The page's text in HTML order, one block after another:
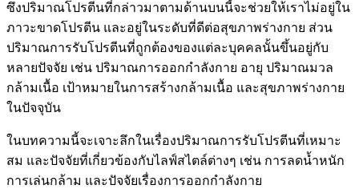
ซึงปริมาณโปรตีนที่กล่าวมาตามด้านบนนี้จะช่วยให้เราไม่อยู่ใน
ภาวะขาดโปรตีน และอยู่ในระดับที่ดีต่อสุขภาพร่างกาย ส่วน
ปริมาณการรับโปรตีนที่ถูกต้องของแต่ละบุคคลนั้นขึ้นอยู่กับ
หลายปัจจัย เช่น ปริมาณการออกกำลังกาย อายุ ปริมาณมวล
กล้ามเนื้อ เป้าหมายในการสร้างกล้ามเนื้อ และสุขภาพร่างกาย
ในปัจจุบัน
ในบทความนี้จะเจาะลึกในเรื่องปริมาณการรับโปรตีนที่เหมาะ
สม และปัจจัยที่เกี่ยวข้องกับไลฟ์สไตล์ต่างๆ เช่น การลดน้ำหนัก
การเล่นกล้าม และปัจจัยเรื่องการออกกำลังกาย